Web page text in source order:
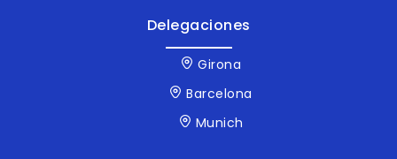
Delegaciones
Girona
Barcelona
Munich